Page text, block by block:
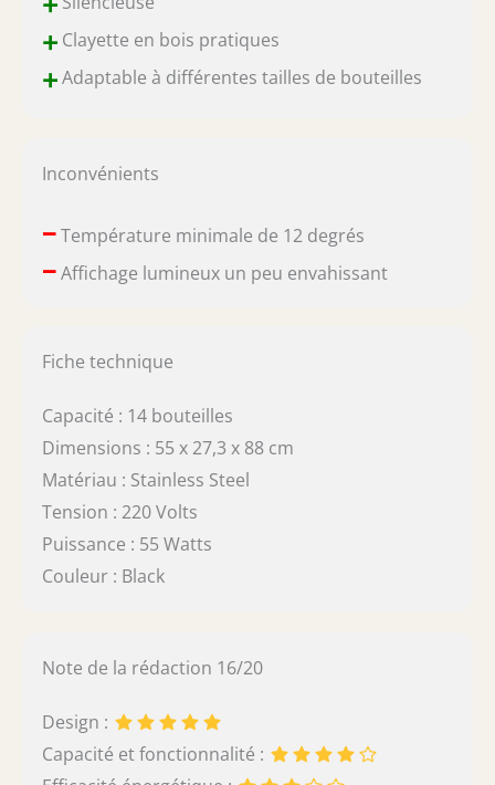
+Clayette en bois pratiques
+Adaptable à différentes tailles de bouteilles
Inconvénients
–Température minimale de 12 degrés
–Affichage lumineux un peu envahissant
Fiche technique
Capacité : 14 bouteilles
Dimensions : 55 x 27,3 x 88 cm
Matériau : Stainless Steel
Tension : 220 Volts
Puissance : 55 Watts
Couleur : Black
Note de la rédaction 16/20
Design :
Capacité et fonctionnalité :